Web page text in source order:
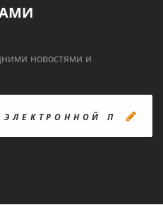
новостями и